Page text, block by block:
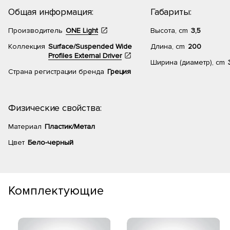
Общая информация:
Производитель ONE Light
Коллекция Surface/Suspended Wide
Profiles External Driver
Страна регистрации бренда Греция
Физические свойства:
Материал Пластик/Метал
Цвет Бело-черный
Габариты:
Высота, cm 3,5
Длина, cm 200
Ширина (диаметр), cm
Комплектующие